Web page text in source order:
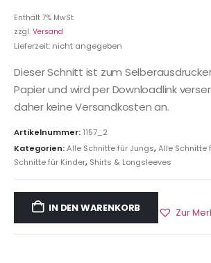
Enthält 7% MwSt.
zzgl. Versand
Lieferzeit: nicht angegeben
Dieser Schnitt ist zum
Papier und wird per Downloadlink
daher keine Versandkosten an.
Artikelnummer: 1157_2
Kategorien:Alle Schnitte für Jungs,Alle Schnitte
Schnitte für Kinder, Shirts & Longsleeves
IN DEN WARENKORB Zur